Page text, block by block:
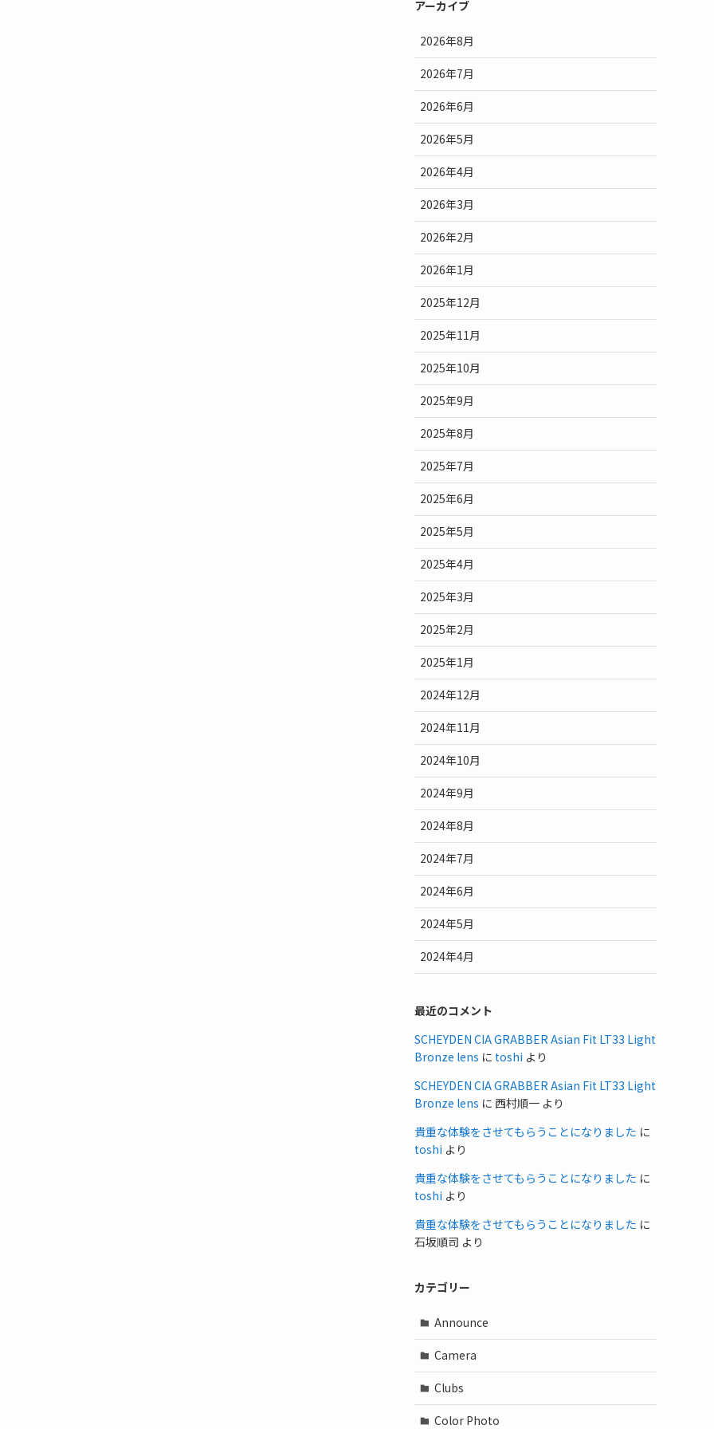
アーカイブ
2026年8月
2026年7月
2026年6月
2026年5月
2026年4月
2026年3月
2026年2月
2026年1月
2025年12月
2025年11月
2025年10月
2025年9月
2025年8月
2025年7月
2025年6月
2025年5月
2025年4月
2025年3月
2025年2月
2025年1月
2024年12月
2024年11月
2024年10月
2024年9月
2024年8月
2024年7月
2024年6月
2024年5月
2024年4月
最近のコメント
SCHEYDEN CIA GRABBER Asian Fit LT33 Light
Bronze lens に toshi より
SCHEYDEN CIA GRABBER Asian Fit LT33 Light
Bronze lens に 西村順一 より
貴重な体験をさせてもらうことになりました に
toshi より
貴重な体験をさせてもらうことになりました に
toshi より
貴重な体験をさせてもらうことになりました に
石坂順司 より
カテゴリー
Announce
Camera
Clubs
Color Photo